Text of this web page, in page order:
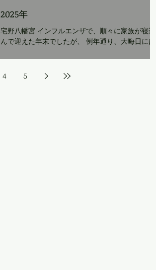
2025年
宅野八幡宮 インフルエンザで、順々に家族が寝込
んで迎えた年末でしたが、 例年通り、大晦日には
元日には近所の神社に初詣に参ることができ、 宅
野の神楽を楽しめた正月でした。 変わらない日々
4 5